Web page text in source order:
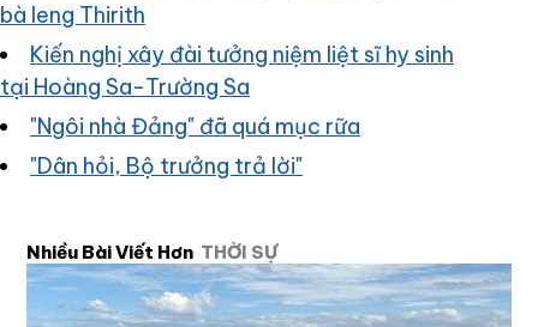
bà Ieng Thirith
Kiến nghị xây đài tưởng niệm liệt sĩ hy sinh
tại Hoàng Sa-Trường Sa
"Ngôi nhà Đảng" đã quá mục rữa
"Dân hỏi, Bộ trưởng trả lời"
Nhiều Bài Viết Hơn THỜI SỰ